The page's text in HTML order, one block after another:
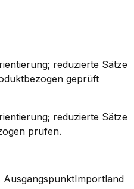
reduzierte Sätze
geprüft
reduzierte Sätze
prüfen.
AusgangspunktImportland